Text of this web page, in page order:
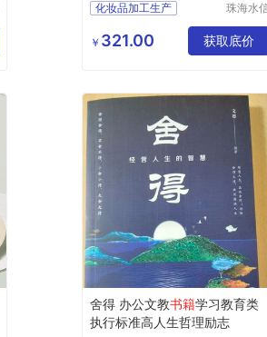
化妆品加工生产
化妆品oem代加工代工
芦荟加工化妆品厂家
珠海水
有限公
￥ 321.00 获取底价
舍得 办公文教书籍学习教育类
执行标准高人生哲理励志